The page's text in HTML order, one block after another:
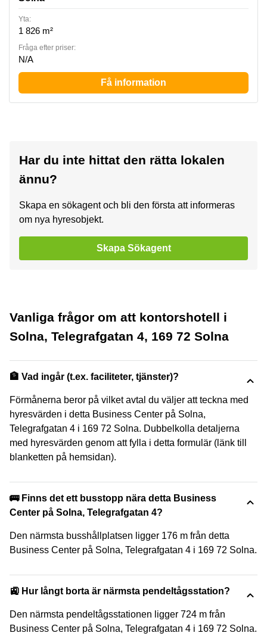
Yta:
1 826 m²
Fråga efter priser:
N/A
Få information
Har du inte hittat den rätta lokalen
ännu?
Skapa en sökagent och bli den första att informeras
om nya hyresobjekt.
Skapa Sökagent
Vanliga frågor om att kontorshotell i
Solna, Telegrafgatan 4, 169 72 Solna
🏦 Vad ingår (t.ex. faciliteter, tjänster)?
Förmånerna beror på vilket avtal du väljer att teckna med
hyresvärden i detta Business Center på Solna,
Telegrafgatan 4 i 169 72 Solna. Dubbelkolla detaljerna
med hyresvärden genom att fylla i detta formulär (länk till
blanketten på hemsidan).
🚌 Finns det ett busstopp nära detta Business
Center på Solna, Telegrafgatan 4?
Den närmsta busshållplatsen ligger 176 m från detta
Business Center på Solna, Telegrafgatan 4 i 169 72 Solna.
🚉 Hur långt borta är närmsta pendeltågsstation?
Den närmsta pendeltågsstationen ligger 724 m från
Business Center på Solna, Telegrafgatan 4 i 169 72 Solna.